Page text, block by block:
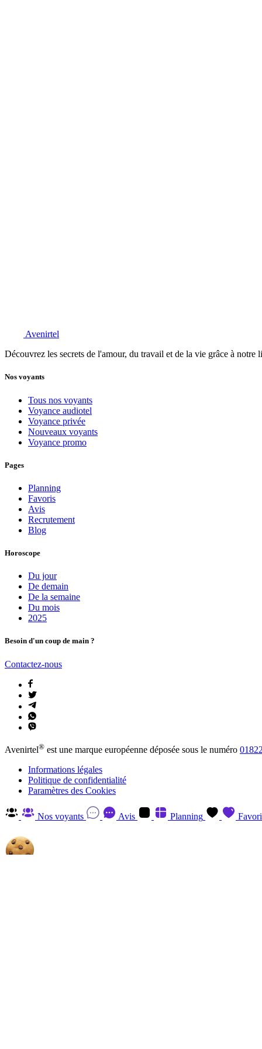
Avenirtel
Découvrez les secrets de l'amour, du travail et de la vie grâce à notre
Nos voyants
Tous nos voyants
Voyance audiotel
Voyance privée
Nouveaux voyants
Voyance promo
Pages
Planning
Favoris
Avis
Recrutement
Blog
Horoscope
Du jour
De demain
De la semaine
Du mois
2025
Besoin d'un coup de main ?
Contactez-nous
Avenirtel® est une marque européenne déposée sous le numéro
Informations légales
Politique de confidentialité
Paramètres des Cookies
Nos voyants Avis Planning